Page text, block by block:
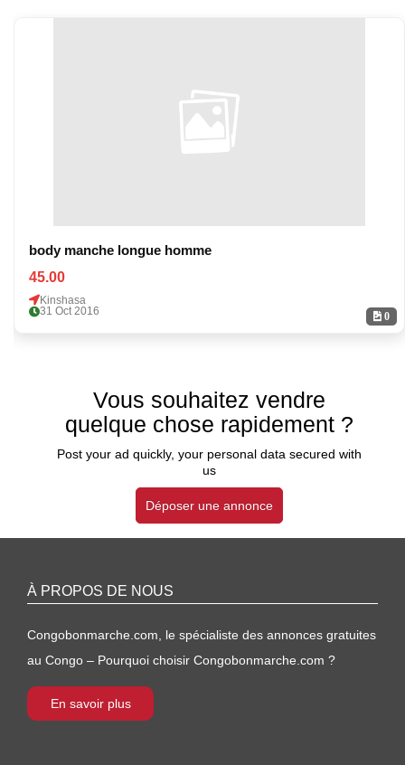
0
body manche longue homme
45.00
Kinshasa
31 Oct 2016
Vous souhaitez vendre
quelque chose rapidement ?
Post your ad quickly, your personal data secured with
us
Déposer une annonce
À PROPOS DE NOUS
Congobonmarche.com, le spécialiste des annonces gratuites
au Congo – Pourquoi choisir Congobonmarche.com ?
En savoir plus